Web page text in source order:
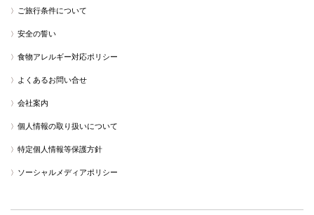
ご旅行条件について
安全の誓い
食物アレルギー対応ポリシー
よくあるお問い合せ
会社案内
個人情報の取り扱いについて
特定個人情報等保護方針
ソーシャルメディアポリシー